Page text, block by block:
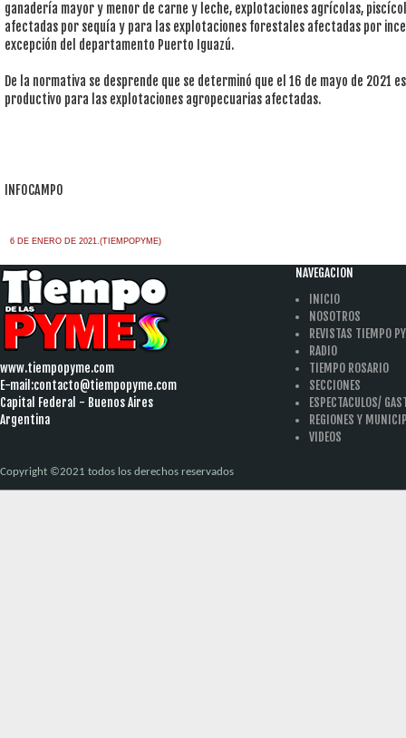
ganadería mayor y menor de carne y leche, explotaciones agrícolas,
afectadas por sequía y para las explotaciones forestales afectadas por
excepción del departamento Puerto Iguazú.
De la normativa se desprende que se determinó que el 16 de mayo de 2021
productivo para las explotaciones agropecuarias afectadas.
INFOCAMPO
6 DE ENERO DE 2021.(TIEMPOPYME)
www.tiempopyme.com
E-mail:contacto@tiempopyme.com
Capital Federal - Buenos Aires
Argentina
NAVEGACION
INICIO
NOSOTROS
REVISTAS TIEMPO
RADIO
TIEMPO ROSARIO
SECCIONES
ESPECTACULOS/
REGIONES Y
VIDEOS
Copyright ©2021 todos los derechos reservados